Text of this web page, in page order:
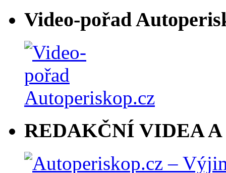
Video-pořad
REDAKČNÍ VIDEA A